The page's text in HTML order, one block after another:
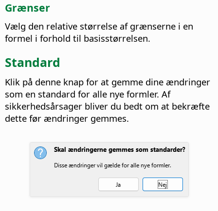
Grænser
Vælg den relative størrelse af grænserne i en
formel i forhold til basisstørrelsen.
Standard
Klik på denne knap for at gemme dine ændringer
som en standard for alle nye formler. Af
sikkerhedsårsager bliver du bedt om at bekræfte
dette før ændringer gemmes.